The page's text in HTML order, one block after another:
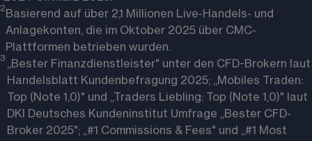
2 Basierend auf über 2,1 Millionen Live-Handels- und
Anlagekonten, die im Oktober 2025 über CMC-
Plattformen betrieben wurden.
3 „Bester Finanzdienstleister" unter den CFD-Brokern laut
Handelsblatt Kundenbefragung 2025; „Mobiles Traden:
Top (Note 1,0)" und „Traders Liebling: Top (Note 1,0)" laut
DKI Deutsches Kundeninstitut Umfrage „Bester CFD-
Broker 2025"; „#1 Commissions & Fees" und „#1 Most